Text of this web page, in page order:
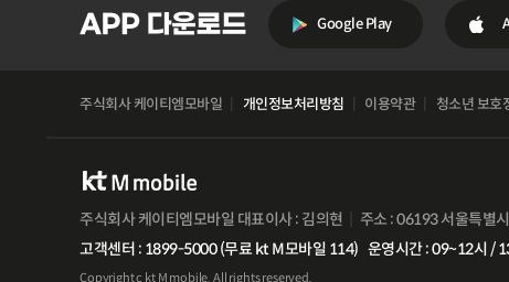
Google Play
주식회사 케이티엠모바일 개인정보처리방침 이용약관 청소년 보호
주식회사 케이티엠모바일 대표이사 : 김의현 주소 : 06193 서울특별
고객센터 : 1899-5000 (무료 kt M모바일 114) 운영시간 : 09~12시 /
Copyright c kt M mobile. All rights reserved.